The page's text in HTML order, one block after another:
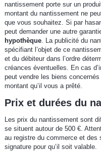
nantissement porte sur un
montant du nantissement ne
que vous souhaitez. Si par
peut demander une autre
hypothèque. La publicité du
spécifiant l’objet de ce
et du débiteur dans l’ordre
créances éventuelles. En cas
peut vendre les biens
montant qu’il vous a prêté.
Prix et durées du
Les prix du nantissement sont
se situent autour de 500 €.
au registre du commerce et
signature pour qu’il soit valable.